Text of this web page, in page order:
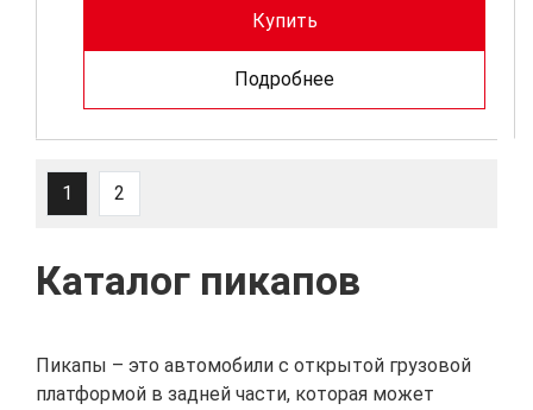
Купить
Подробнее
1 2
Каталог пикапов
Пикапы – это автомобили с открытой грузовой
платформой в задней части, которая может